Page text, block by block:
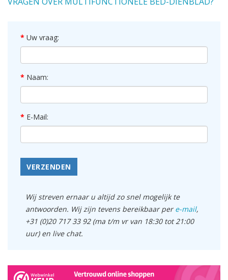
Uw vraag:
Naam:
E-Mail:
VERZENDEN
Wij streven ernaar u altijd zo snel mogelijk te
antwoorden. Wij zijn tevens bereikbaar pere-mail,
+31 (0)20 717 33 92 (ma t/m vr van 18:30 tot 21:00
uur) en live chat.